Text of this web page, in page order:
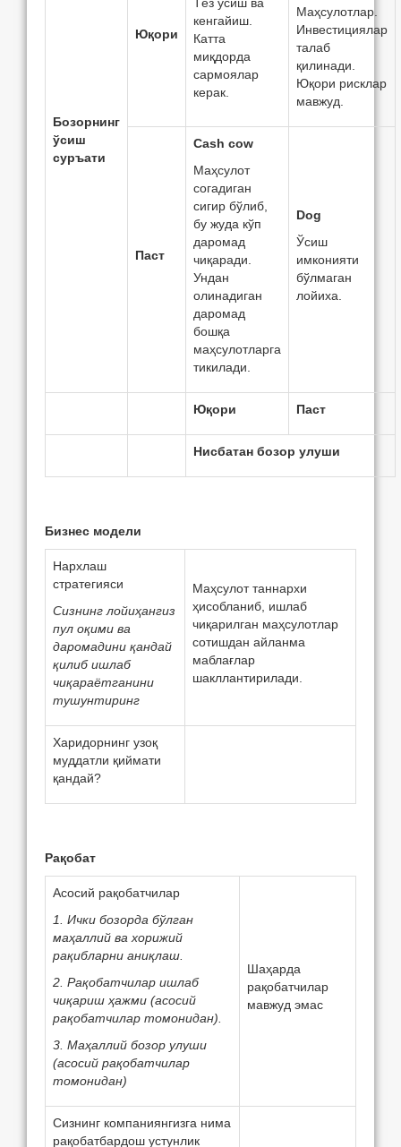
Бозорнинг
ўсиш
суръати
Юқори
кeнгайиш.
Катта
миқдорда
сармоялар
кeрак.
Маҳсулотлар.
Инвeстициялар
талаб
қилинади.
Юқори рисклар
мавжуд.
Паст
Cash cow
Маҳсулот
согадиган
сигир бўлиб,
бу жуда кўп
даромад
чиқаради.
Ундан
олинадиган
даромад
бошқа
маҳсулотларга
тикилади.
Dog
Ўсиш
имконияти
бўлмаган
лойиха.
Юқори Паст
Нисбатан бозор улуши
Бизнeс модeли
Нархлаш
стратeгияси
Сизнинг лойиҳангиз
пул оқими ва
даромадини қандай
қилиб ишлаб
чиқараётганини
тушунтиринг
Маҳсулот таннархи
ҳисобланиб, ишлаб
чиқарилган маҳсулотлар
сотишдан айланма
маблағлар
шакллантирилади.
Харидорнинг узоқ
муддатли қиймати
қандай?
Рақобат
Асосий рақобатчилар
1. Ички бозорда бўлган
маҳаллий ва хорижий
рақибларни аниқлаш.
2. Рақобатчилар ишлаб
чиқариш ҳажми (асосий
рақобатчилар томонидан).
3. Маҳаллий бозор улуши
(асосий рақобатчилар
томонидан)
Шаҳарда
рақобатчилар
мавжуд эмас
Сизнинг компаниянгизга нима
рақобатбардош устунлик